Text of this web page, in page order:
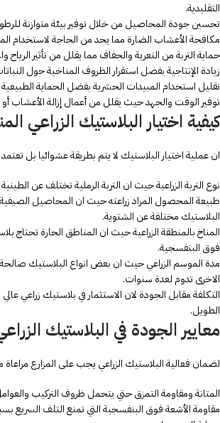
التقليدية.
تحسين جودة المحاصيل من خلال توفير بيئة متوازنة
مكافحة الأعشاب الضارة مما يحد من الحاجة لاستخدام
حماية التربة من التعرية والجفاف مما يقلل من تأثير الرياح
زيادة الإنتاجية بفضل استقرار الظروف المناخية حول
تقليل استخدام المبيدات الحشرية بفضل الحماية الطبيعية
توفير الوقت والجهد حيث يقلل من أعمال إزالة الأعشاب أو
كيفية اختيار البلاستيك الزراعي
ان عملية اختيار البلاستيك لا يتم بطريقة عشوائيا بل
نوع التربة الزراعية حيث ان التربة الرملية تختلف عن
طبيعة المحصول المراد زراعته حيث ان المحاصيل
البلاستيك مختلفة عن الشتوية.
المناخ بالمنطقة الزراعية حيث ان المناطق الحارة تحتاج
فوق البنفسجية.
مدة الموسم الزراعي حيث ان بعض انواع البلاستيك
الاخرى تدوم لعدة سنوات.
التكلفة مقابل الجودة لان الاستثمار في بلاستيك زراعي
الطويل.
معايير الجودة في البلاستيك
لضمان فعالية البلاستيك الزراعي يجب على المزارع
المتانة ومقاومة التمزق حتي يتحمل ظروف التركيب
مقاومة الأشعة فوق البنفسجية التي تمنع التلف